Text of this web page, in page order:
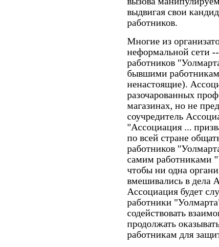
выдвигая свои
работников.
Многие из
неформальной сети
работников
бывшими
ненастоящие).
разочарованных
магазинах, но не
соучредитель
"Ассоциация ...
по всей стране
работников
самим работниками
чтобы ни одна
вмешивались в дела
Ассоциация будет
работники
содействовать
продолжать
работникам для